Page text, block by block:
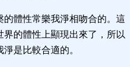
體性常樂我淨相吻合的。這
的體性上顯現出來了，所以
是比較合適的。